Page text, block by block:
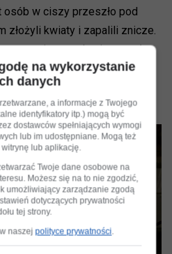
osób w ciszy przeszło pod
złożyli kwiaty i zapalili znicze.
parasolami przyszły
i studenci. Studencki Spacer
odbył się w milczeniu.
na wykorzystanie
danych
a informacje z Twojego
identyfikatory itp.) mogą być
dostawców spełniających wymogi
lub im udostępniane. Mogą też
lub aplikację.
Twoje dane osobowe na
Możesz się na to nie zgodzić,
umożliwiający zarządzanie zgodą
dotyczących prywatności
tej strony.
naszejpolityce prywatności.